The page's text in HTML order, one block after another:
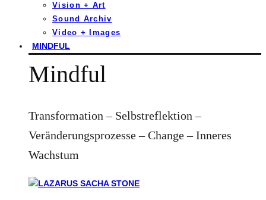
Vision + Art
Sound Archiv
Video + Images
MINDFUL
Mindful
Transformation – Selbstreflektion –
Veränderungsprozesse – Change – Inneres
Wachstum